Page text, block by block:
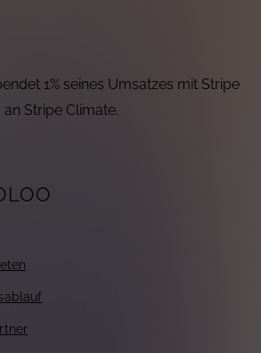
1% seines Umsatzes mit Stripe
an Stripe Climate.